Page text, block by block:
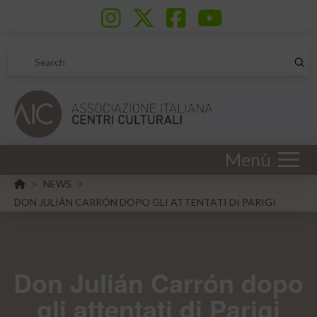
Search
Menù
HOME
> NEWS
>
DON JULIÁN CARRÓN DOPO GLI ATTENTATI DI PARIGI